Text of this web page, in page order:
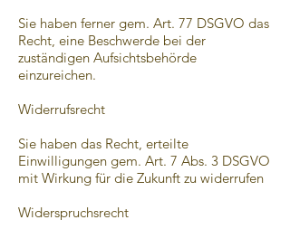
Sie haben ferner gem. Art. 77 DSGVO das
Recht, eine Beschwerde bei der
zuständigen Aufsichtsbehörde
einzureichen.
Widerrufsrecht
Sie haben das Recht, erteilte
Einwilligungen gem. Art. 7 Abs. 3 DSGVO
mit Wirkung für die Zukunft zu widerrufen
Widerspruchsrecht